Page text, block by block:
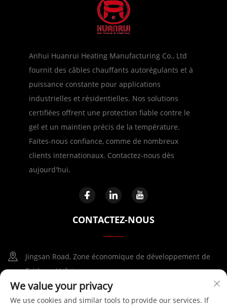
Anhui Huanrui Heating Manufacturing Co., Ltd
fournit des câbles chauffants autorégulants et à
puissance constante pour applications
industrielles et résidentielles. Nos solutions
certifiées offrent une protection fiable contre le
gel et un maintien précis de la température.
Faites-nous confiance, comme de nombreux
clients internationaux. Contactez-nous dès
aujourd'hui.
CONTACTEZ-NOUS
Jingsan Road, Zone économique de développement de
Feidong, Hefei
+86-17730041869
We value your privacy
We use cookies and similar tools to provide our services. If